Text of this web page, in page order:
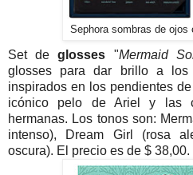
Sephora sombras de ojos
Set deglosses "Mermaid
glosses para dar brillo a los
inspirados en los pendientes
icónico pelo de Ariel y las
hermanas. Los tonos son:
intenso), Dream Girl (rosa
oscura). El precio es de $ 38,00.